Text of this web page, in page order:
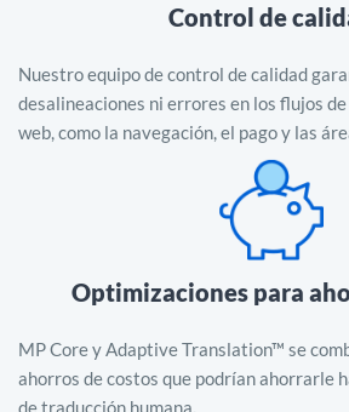
Control de
Nuestro equipo de control de calidad
desalineaciones ni errores en los flujos
web, como la navegación, el pago y las
Optimizaciones para
MP Core y Adaptive Translation™ se
ahorros de costos que podrían ahorrarle
de traducción humana.